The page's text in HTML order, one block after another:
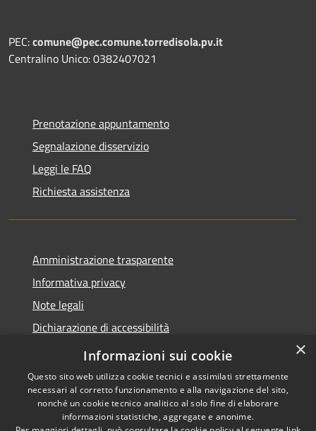
PEC:comune@pec.comune.torredisola.pv.it
Centralino Unico: 0382407021
Prenotazione appuntamento
Segnalazione disservizio
Leggi le FAQ
Richiesta assistenza
Amministrazione trasparente
Informativa privacy
Note legali
Dichiarazione di accessibilità
Whistleblowing-segnalazione illeciti
Copyright © 2026 • Comune di
×
Informazioni sui cookie
Questo sito web utilizza cookie tecnici e assimilati strettamente
necessari al corretto funzionamento e alla navigazione del sito,
nonché un cookie tecnico analitico al solo fine di elaborare
informazioni statistiche, aggregate e anonime.